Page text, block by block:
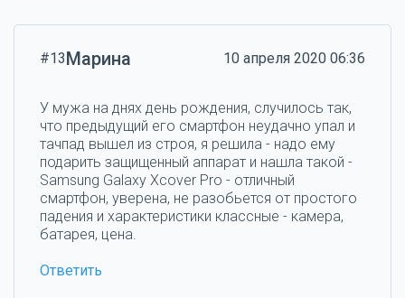
#13Марина 10 апреля 2020 06:36
У мужа на днях день рождения, случилось так,
что предыдущий его смартфон неудачно упал и
тачпад вышел из строя, я решила - надо ему
подарить защищенный аппарат и нашла такой -
Samsung Galaxy Xcover Pro - отличный
смартфон, уверена, не разобьется от простого
падения и характеристики классные - камера,
батарея, цена.
Ответить